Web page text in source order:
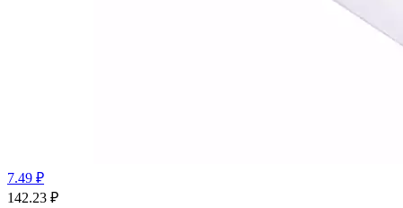
7.49 ₽
142.23 ₽